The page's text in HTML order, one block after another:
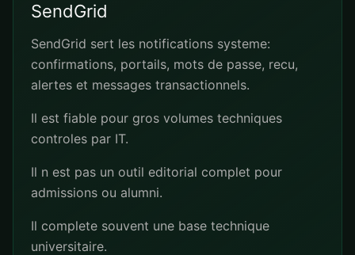
SendGrid
SendGrid sert les notifications systeme:
confirmations, portails, mots de passe, recu,
alertes et messages transactionnels.
Il est fiable pour gros volumes techniques
controles par IT.
Il n est pas un outil editorial complet pour
admissions ou alumni.
Il complete souvent une base technique
universitaire.